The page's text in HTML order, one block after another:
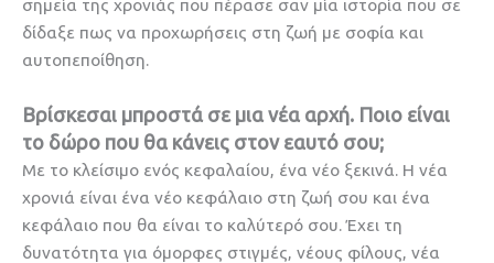
σημεία της χρονιάς που πέρασε σαν μία ιστορία που σε
δίδαξε πως να προχωρήσεις στη ζωή με σοφία και
αυτοπεποίθηση.
Βρίσκεσαι μπροστά σε μια νέα αρχή. Ποιο είναι
το δώρο που θα κάνεις στον εαυτό σου;
Με το κλείσιμο ενός κεφαλαίου, ένα νέο ξεκινά. Η νέα
χρονιά είναι ένα νέο κεφάλαιο στη ζωή σου και ένα
κεφάλαιο που θα είναι το καλύτερό σου. Έχει τη
δυνατότητα για όμορφες στιγμές, νέους φίλους, νέα